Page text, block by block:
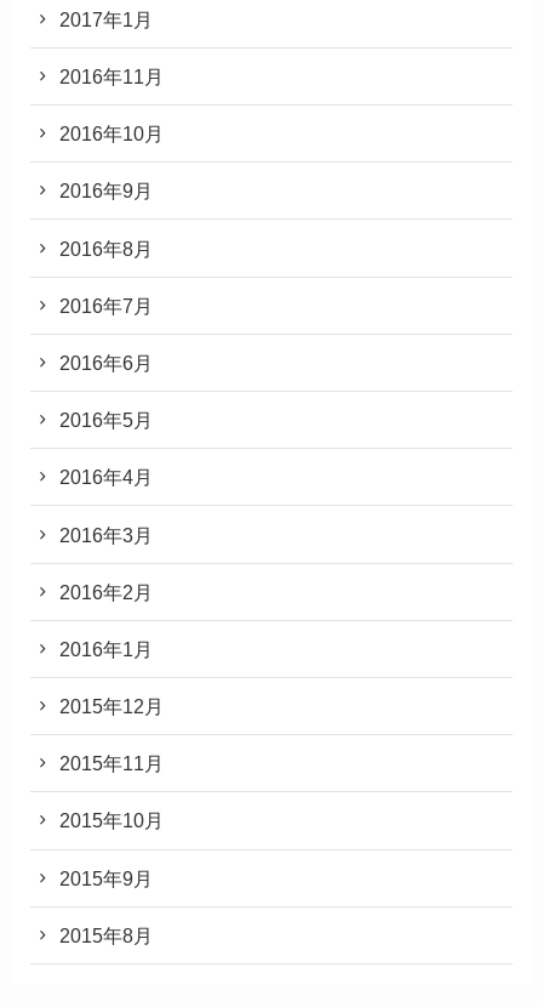
2017年1月
2016年11月
2016年10月
2016年9月
2016年8月
2016年7月
2016年6月
2016年5月
2016年4月
2016年3月
2016年2月
2016年1月
2015年12月
2015年11月
2015年10月
2015年9月
2015年8月